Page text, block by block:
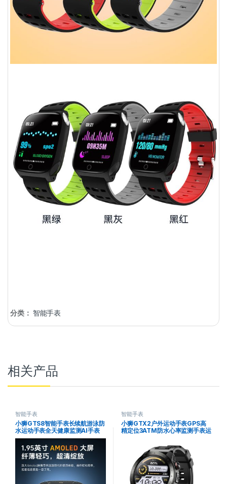
分类： 智能手表
相关产品
智能手表
小狮GTS8智能手表长续航游泳防
水运动手表全天健康监测AI手表
智能手表
小狮GTX2户外运动手表GPS高
精定位3ATM防水心率监测手表运